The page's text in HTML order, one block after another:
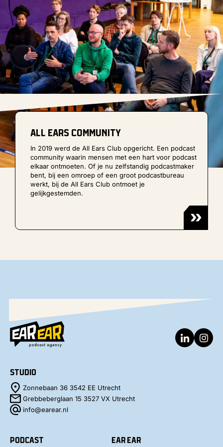
all ears community
In 2019 werd de All Ears Club opgericht. Een podcast
community waarin mensen met een hart voor podcast
elkaar ontmoeten. Of je nu zelfstandig podcastmaker
bent, bij een omroep of een groot podcastbureau
werkt, bij de All Ears Club ontmoet je
gelijkgestemden.
Studio
Zonnebaan 36 3542 EE Utrecht
Grebbeberglaan 15 3527 VX Utrecht
info@earear.nl
Podcast Ear Ear